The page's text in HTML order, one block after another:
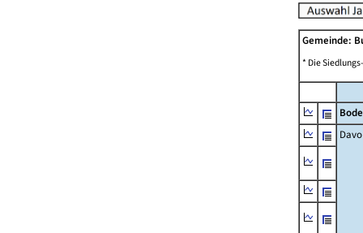
Gemeinde:
* Die